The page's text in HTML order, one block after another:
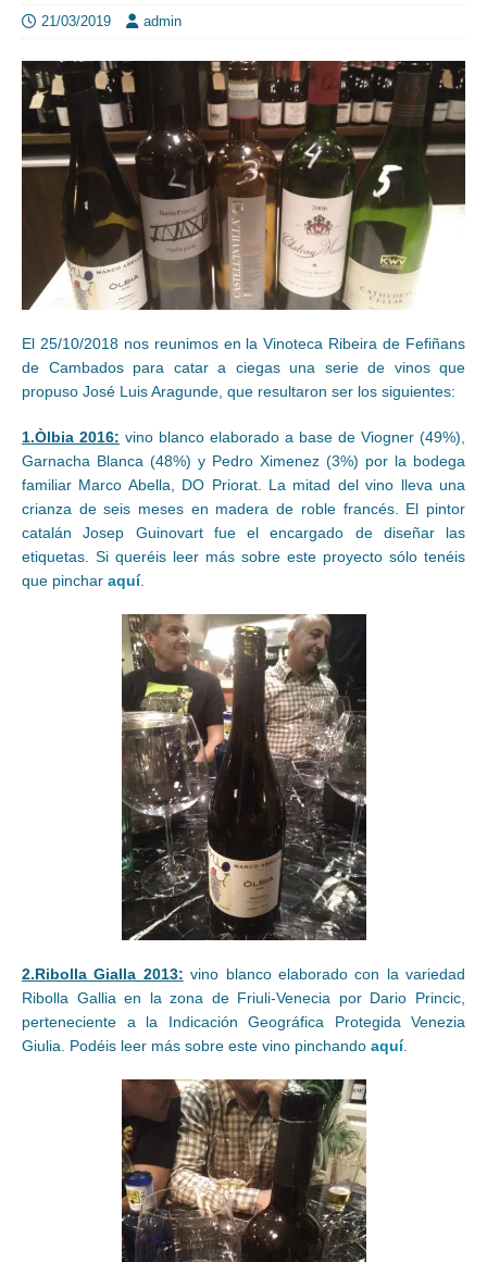
21/03/2019 admin
El 25/10/2018 nos reunimos en la Vinoteca Ribeira de Fefiñans
de Cambados para catar a ciegas una serie de vinos que
propuso José Luis Aragunde, que resultaron ser los siguientes:
1.Òlbia 2016: vino blanco elaborado a base de Viogner (49%),
Garnacha Blanca (48%) y Pedro Ximenez (3%) por la bodega
familiar Marco Abella, DO Priorat. La mitad del vino lleva una
crianza de seis meses en madera de roble francés. El pintor
catalán Josep Guinovart fue el encargado de diseñar las
etiquetas. Si queréis leer más sobre este proyecto sólo tenéis
que pinchar aquí.
2.Ribolla Gialla 2013: vino blanco elaborado con la variedad
Ribolla Gallia en la zona de Friuli-Venecia por Dario Princic,
perteneciente a la Indicación Geográfica Protegida Venezia
Giulia. Podéis leer más sobre este vino pinchando aquí.